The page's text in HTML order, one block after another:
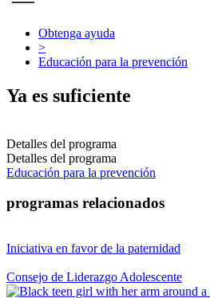
Obtenga ayuda
>
Educación para la prevención
Ya es suficiente
Detalles del programa
Detalles del programa
Educación para la prevención
programas relacionados
Iniciativa en favor de la paternidad
Consejo de Liderazgo Adolescente